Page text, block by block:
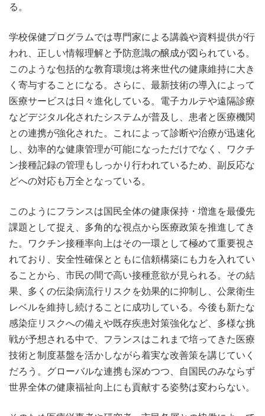
る。
学校保健プログラムでは専門家による講義や資料提供が行
われ、正しい情報理解と予防意識の醸成が図られている。
このような包括的な教育環境は将来世代の健康維持に大き
く寄与することになる。さらに、最新技術の導入によって
医療サービスは日々進化している。電子カルテや遠隔診療
などデジタル化されたシステムが普及し、患者と医療機関
との連携が強化された。これによって診断や治療が迅速化
し、効率的な健康管理が可能になっただけでなく、ワクチ
ン接種記録の管理もしっかり行われているため、副反応な
どへの対応も万全となっている。
このようにフランスは国民全体の健康保持・増進を最優先
課題として捉え、多角的な視点から医療政策を推進してき
た。ワクチン接種率向上はその一環として極めて重要視さ
れており、安全性確保とともに信頼構築にも力を入れてい
ることから、市民の間で高い接種意欲が見られる。その結
果、多くの伝染病流行リスクを効果的に抑制し、公衆衛生
レベルを維持し続けることに成功している。今後も新たな
感染症リスクへの備えや既存疾患対策強化など、多様な挑
戦が予想される中で、フランスはこれまで培ってきた医療
技術と制度基盤を活かしながら着実な改善策を講じていく
だろう。グローバルな連携も深めつつ、自国民のみならず
世界全体の健康福祉向上にも貢献する姿勢は変わらない。